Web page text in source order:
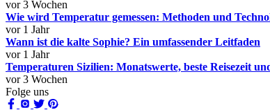
vor 3 Wochen
Wie wird Temperatur gemessen: Methoden und
vor 1 Jahr
Wann ist die kalte Sophie? Ein umfassender Leitfaden
vor 1 Jahr
Temperaturen Sizilien: Monatswerte, beste Reisezeit
vor 3 Wochen
Folge uns